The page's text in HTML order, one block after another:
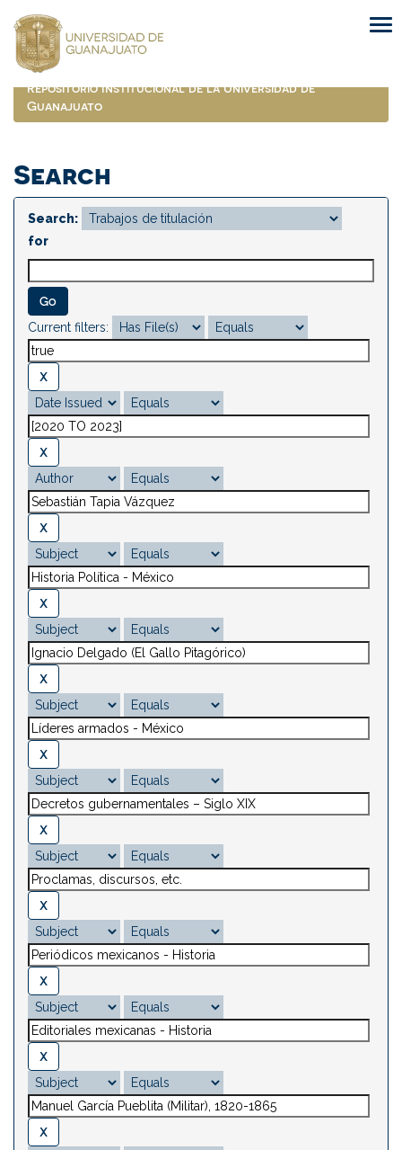
navigation
Repositorio Institucional de la Universidad de
Guanajuato
Search
Search:
for
Current filters: